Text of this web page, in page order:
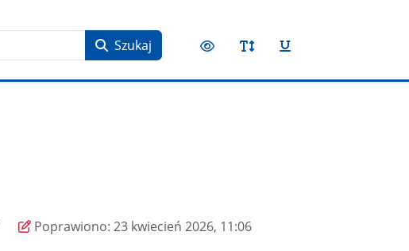
Szukaj
Poprawiono: 23 kwiecień 2026, 11:06